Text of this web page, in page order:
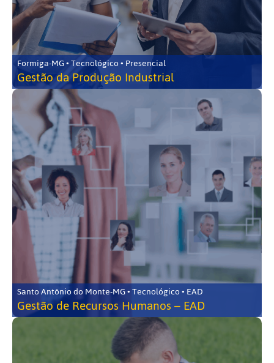
Formiga-MG • Tecnológico • Presencial
Gestão da Produção Industrial
Santo Antônio do Monte-MG • Tecnológico • EAD
Gestão de Recursos Humanos – EAD